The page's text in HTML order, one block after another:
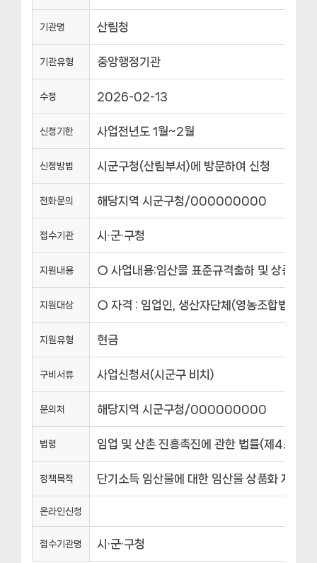
기관명 산림청
기관유형 중앙행정기관
수정 2026-02-13
신청기한 사업전년도 1월~2월
신청방법 시군구청(산림부서)에 방문하여 신청
전화문의 해당지역 시군구청/000000000
접수기관 시·군·구청
지원내용 ○ 사업내용:임산물 표준규격출하 및 상품화
지원대상 ○ 자격 : 임업인, 생산자단체(영농조합법인,
지원유형 현금
구비서류 사업신청서(시군구 비치)
문의처 해당지역 시군구청/000000000
법령 임업 및 산촌 진흥촉진에 관한 법률(제4조의
정책목적 단기소득 임산물에 대한 임산물 상품화 지원
온라인신청
접수기관명 시·군·구청